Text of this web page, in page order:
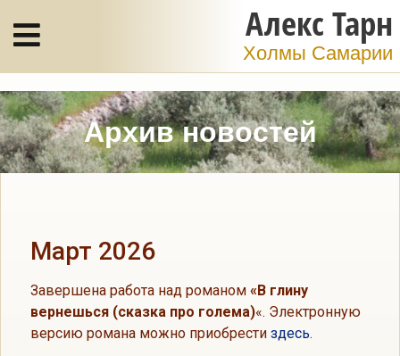
Алекс Тарн
Холмы Самарии
Архив новостей
Март 2026
Завершена работа над романом «В глину
вернешься (сказка про голема)«. Электронную
версию романа можно приобрести здесь.